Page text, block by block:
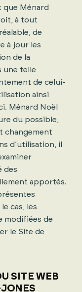
que Ménard
à tout
de
à jour les
de la
une telle
de celui-
ainsi
Ménard Noël
du possible,
changement
d’utilisation, il
des
apportés.
cas, les
modifiées de
le Site de
SITE WEB